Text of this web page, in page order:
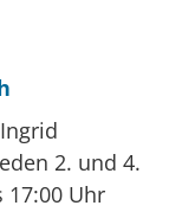
2. und 4.
17:00 Uhr